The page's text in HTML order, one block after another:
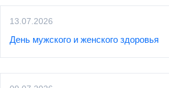
13.07.2026
День мужского и женского здоровья